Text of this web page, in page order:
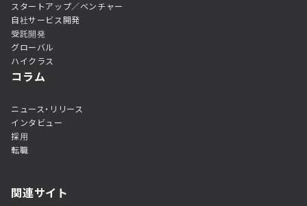
スタートアップ／ベンチャー
自社サービス開発
受託開発
グローバル
ハイクラス
コラム
ニュース・リリース
インタビュー
採用
転職
関連サイト